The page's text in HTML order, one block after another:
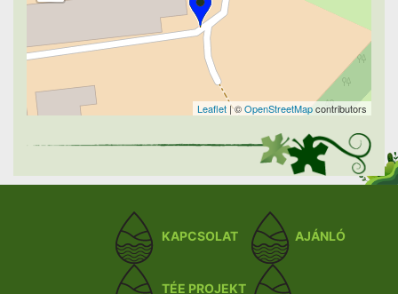
Leaflet | ©OpenStreetMapcontributors
KAPCSOLAT AJÁNLÓ
TÉE PROJEKT